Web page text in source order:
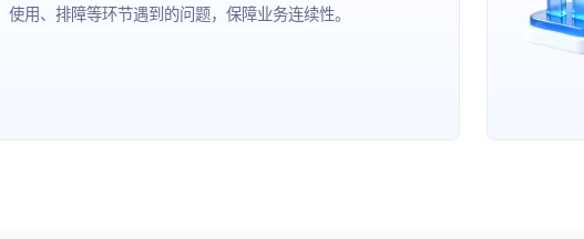
使用、排障等环节遇到的问题，保障业务连续性。